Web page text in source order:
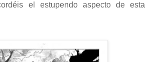
el estupendo aspecto de esta